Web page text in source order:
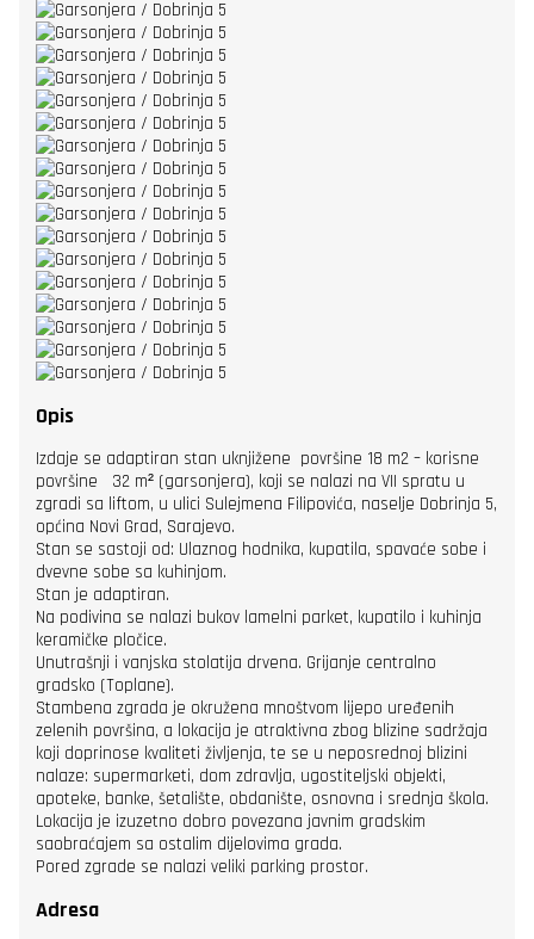
Opis
Izdaje se adaptiran stan uknjižene površine 18 m2 – korisne
površine 32 m² (garsonjera), koji se nalazi na VII spratu u
zgradi sa liftom, u ulici Sulejmena Filipovića, naselje Dobrinja 5,
općina Novi Grad, Sarajevo.
Stan se sastoji od: Ulaznog hodnika, kupatila, spavaće sobe i
dvevne sobe sa kuhinjom.
Stan je adaptiran.
Na podivina se nalazi bukov lamelni parket, kupatilo i kuhinja
keramičke pločice.
Unutrašnji i vanjska stolatija drvena. Grijanje centralno
gradsko (Toplane).
Stambena zgrada je okružena mnoštvom lijepo uređenih
zelenih površina, a lokacija je atraktivna zbog blizine sadržaja
koji doprinose kvaliteti življenja, te se u neposrednoj blizini
nalaze: supermarketi, dom zdravlja, ugostiteljski objekti,
apoteke, banke, šetalište, obdanište, osnovna i srednja škola.
Lokacija je izuzetno dobro povezana javnim gradskim
saobraćajem sa ostalim dijelovima grada.
Pored zgrade se nalazi veliki parking prostor.
Adresa